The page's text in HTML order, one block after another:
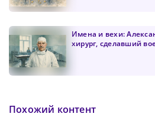
Имена и вехи:
хирург, сделавший
Похожий контент